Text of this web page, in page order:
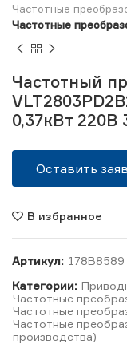
Частотные
Частотные
Частотный
0,37кВт 220В
Оставить
В избранное
Артикул: 178B8589
Категории:
Частотные
Частотные
Частотные
производства)